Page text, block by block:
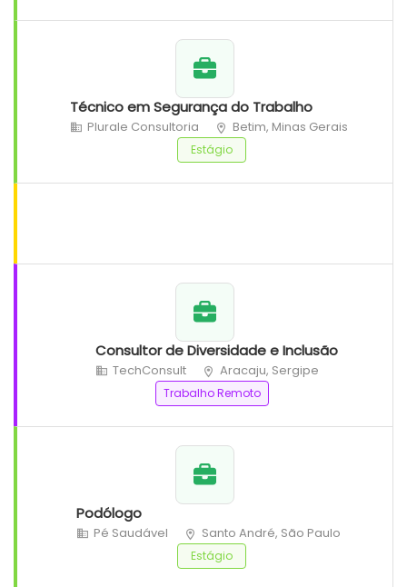
Técnico em Segurança do Trabalho
Plurale Consultoria Betim, Minas Gerais
Estágio
Consultor de Diversidade e Inclusão
TechConsult Aracaju, Sergipe
Trabalho Remoto
Podólogo
Pé Saudável Santo André, São Paulo
Estágio